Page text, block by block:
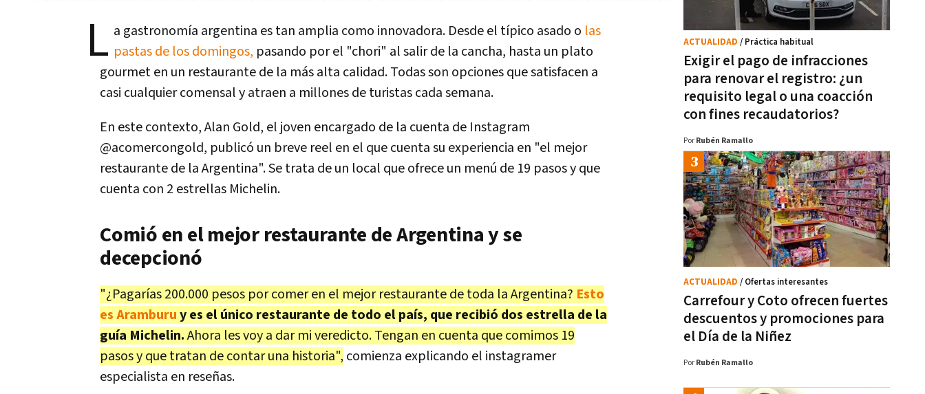
L a gastronomía argentina es tan amplia como innovadora. Desde el típico asado o las
pastas de los domingos, pasando por el "chori" al salir de la cancha, hasta un plato
gourmet en un restaurante de la más alta calidad. Todas son opciones que satisfacen a
casi cualquier comensal y atraen a millones de turistas cada semana.
En este contexto, Alan Gold, el joven encargado de la cuenta de Instagram
@acomercongold, publicó un breve reel en el que cuenta su experiencia en "el mejor
restaurante de la Argentina". Se trata de un local que ofrece un menú de 19 pasos y que
cuenta con 2 estrellas Michelin.
Comió en el mejor restaurante de Argentina y se
decepcionó
"¿Pagarías 200.000 pesos por comer en el mejor restaurante de toda la Argentina? Esto
es Aramburuy es el único restaurante de todo el país, que recibió dos estrella de la
guía Michelin.Ahora les voy a dar mi veredicto. Tengan en cuenta que comimos 19
pasos y que tratan de contar una historia", comienza explicando el instagramer
especialista en reseñas.
Exigir el pago de infracciones
para renovar el registro: ¿un
requisito legal o una coacción
con fines recaudatorios?
ACTUALIDAD / Práctica habitual
Por Rubén Ramallo
Carrefour y Coto ofrecen fuertes
descuentos y promociones para
el Día de la Niñez
ACTUALIDAD / Ofertas interesantes
Por Rubén Ramallo